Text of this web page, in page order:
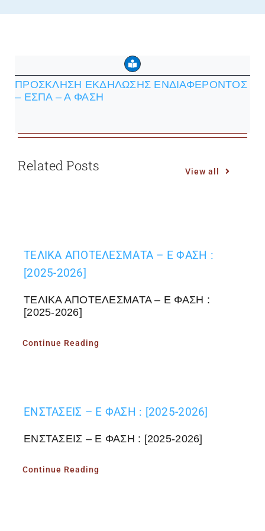
ΠΡΟΣΚΛΗΣΗ ΕΚΔΗΛΩΣΗΣ ΕΝΔΙΑΦΕΡΟΝΤΟΣ
– ΕΣΠΑ – Α ΦΑΣΗ
Related Posts View all
ΤΕΛΙΚΑ ΑΠΟΤΕΛΕΣΜΑΤΑ – Ε ΦΑΣΗ :
[2025-2026]
ΤΕΛΙΚΑ ΑΠΟΤΕΛΕΣΜΑΤΑ – Ε ΦΑΣΗ :
[2025-2026]
Continue Reading
ΕΝΣΤΑΣΕΙΣ – Ε ΦΑΣΗ : [2025-2026]
ΕΝΣΤΑΣΕΙΣ – Ε ΦΑΣΗ : [2025-2026]
Continue Reading